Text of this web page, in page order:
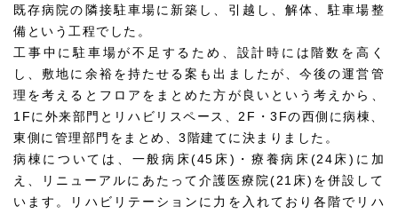
既存病院の隣接駐車場に新築し、引越し、解体、駐車場整
備という工程でした。
工事中に駐車場が不足するため、設計時には階数を高く
し、敷地に余裕を持たせる案も出ましたが、今後の運営管
理を考えるとフロアをまとめた方が良いという考えから、
1Fに外来部門とリハビリスペース、2F・3Fの西側に病棟、
東側に管理部門をまとめ、3階建てに決まりました。
病棟については、一般病床(45床)・療養病床(24床)に加
え、リニューアルにあたって介護医療院(21床)を併設して
います。リハビリテーションに力を入れており各階でリハ